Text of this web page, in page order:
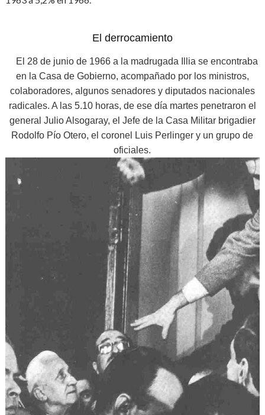
El derrocamiento
El 28 de junio de 1966 a la madrugada Illia se encontraba
en la Casa de Gobierno, acompañado por los ministros,
colaboradores, algunos senadores y diputados nacionales
radicales. A las 5.10 horas, de ese día martes penetraron el
general Julio Alsogaray, el Jefe de la Casa Militar brigadier
Rodolfo Pío Otero, el coronel Luis Perlinger y un grupo de
oficiales.